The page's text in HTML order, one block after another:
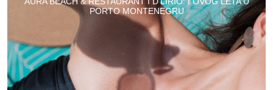
PORTO MONTENEGRU